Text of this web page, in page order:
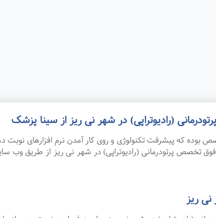
(رادیوتراپی) در شهر نی ریز از سینا پزشک
بوده که پیشرفت تکنولوژی و روی کار آمدن نرم افزارهای نوبت
تخصص پرتودرمانی (رادیوتراپی) در شهر نی ریز از طریق وب
ریز